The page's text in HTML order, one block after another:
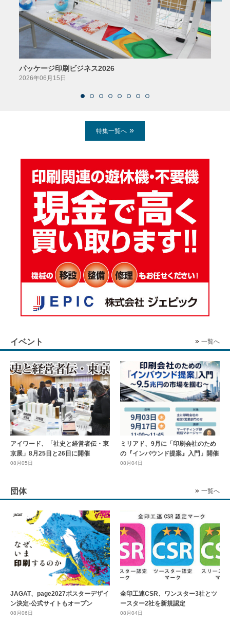
パッケージ印刷ビジネス2026
2026年06月15日
特集一覧へ
イベント 一覧へ
アイワード、「社史と経営者伝・東
京展」8月25日と26日に開催
08月05日
ミリアド、9月に「印刷会社のため
の『インバウンド提案』入門」開催
08月04日
団体 一覧へ
JAGAT、page2027ポスターデザイ
ン決定-公式サイトもオープン
08月06日
全印工連CSR、ワンスター3社とツ
ースター2社を新規認定
08月04日